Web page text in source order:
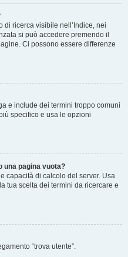
ricerca visibile nell’Indice, nei
si può accedere premendo il
Ci possono essere differenze
e include dei termini troppo comuni
specifico e usa le opzioni
una pagina vuota?
capacità di calcolo del server. Usa
tua scelta dei termini da ricercare e
“trova utente”.